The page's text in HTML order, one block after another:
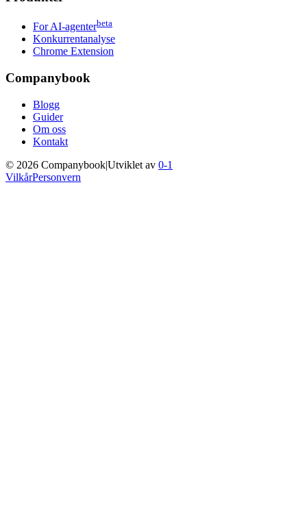
For AI-agenterbeta
Konkurrentanalyse
Chrome Extension
Companybook
Blogg
Guider
Om oss
Kontakt
© 2026 Companybook|Utviklet av 0-1
VilkårPersonvern